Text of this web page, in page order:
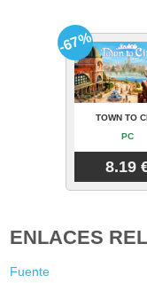
TOWN TO
PC
8.19
-67%
ENLACES
Fuente